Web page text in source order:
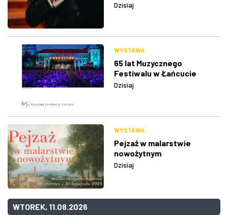
Dzisiaj
WYSTAWA
65 lat Muzycznego
Festiwalu w Łańcucie
Dzisiaj
WYSTAWA
Pejzaż w malarstwie
nowożytnym
Dzisiaj
WTOREK, 11.08.2026